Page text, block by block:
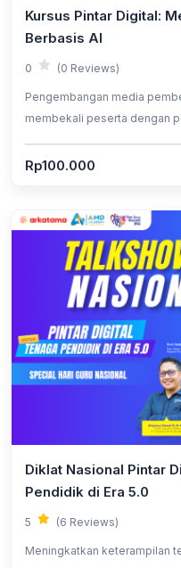
Kursus Pintar Digital:
Berbasis AI
0 (0 Reviews)
Pengembangan media
membekali peserta dengan
dan efektif.
Rp100.000
Diklat Nasional Pintar
Pendidik di Era 5.0
5 (6 Reviews)
Meningkatkan keterampilan